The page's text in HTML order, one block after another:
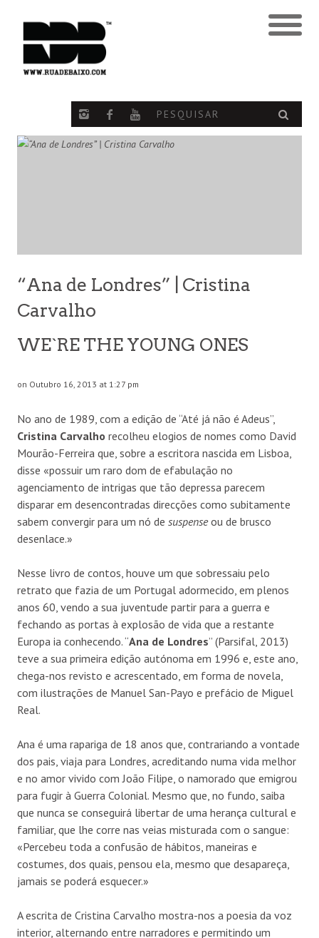
“Ana de Londres” | Cristina
Carvalho
WE`RE THE YOUNG ONES
on Outubro 16, 2013 at 1:27 pm
No ano de 1989, com a edição de “Até já não é Adeus”,
Cristina Carvalho recolheu elogios de nomes como David
Mourão-Ferreira que, sobre a escritora nascida em Lisboa,
disse «possuir um raro dom de efabulação no
agenciamento de intrigas que tão depressa parecem
disparar em desencontradas direcções como subitamente
sabem convergir para um nó de suspenseou de brusco
desenlace.»
Nesse livro de contos, houve um que sobressaiu pelo
retrato que fazia de um Portugal adormecido, em plenos
anos 60, vendo a sua juventude partir para a guerra e
fechando as portas à explosão de vida que a restante
Europa ia conhecendo. “Ana de Londres” (Parsifal, 2013)
teve a sua primeira edição autónoma em 1996 e, este ano,
chega-nos revisto e acrescentado, em forma de novela,
com ilustrações de Manuel San-Payo e prefácio de Miguel
Real.
Ana é uma rapariga de 18 anos que, contrariando a vontade
dos pais, viaja para Londres, acreditando numa vida melhor
e no amor vivido com João Filipe, o namorado que emigrou
para fugir à Guerra Colonial. Mesmo que, no fundo, saiba
que nunca se conseguirá libertar de uma herança cultural e
familiar, que lhe corre nas veias misturada com o sangue:
«Percebeu toda a confusão de hábitos, maneiras e
costumes, dos quais, pensou ela, mesmo que desapareça,
jamais se poderá esquecer.»
A escrita de Cristina Carvalho mostra-nos a poesia da voz
interior, alternando entre narradores e permitindo um